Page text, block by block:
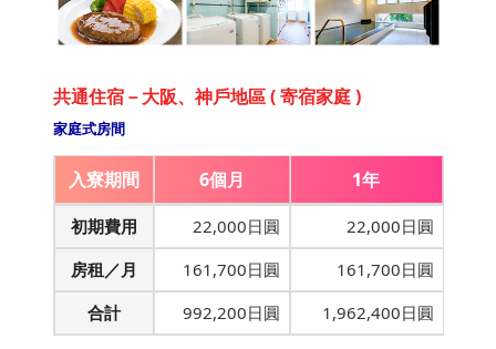
共通住宿－大阪、神戶地區 ( 寄宿家庭 )
家庭式房間
入寮期間 6個月 1年
初期費用 22,000日圓
22,000日圓
房租／月
161,700日圓
161,700日圓
合計
992,200日圓 1,962,400日圓